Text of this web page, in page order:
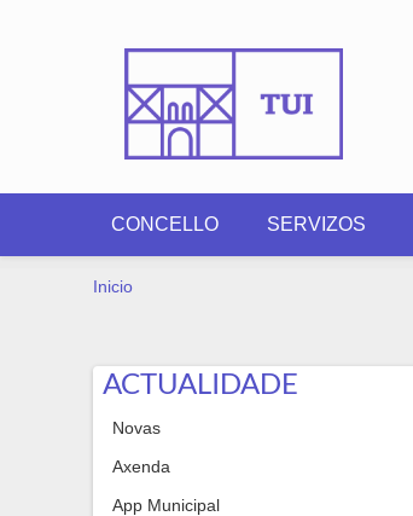
CONCELLO SERVIZOS
VOSTEDE ESTÁ AQUÍ
Inicio
ACTUALIDADE
Novas
Axenda
App Municipal